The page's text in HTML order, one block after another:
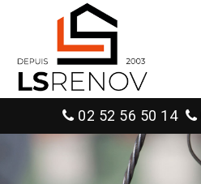
02 52 56 50 14